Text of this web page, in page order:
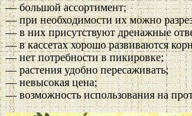
— большой ассортимент;
— при необходимости их можно
— в них присутствуют дренажные
— в кассетах хорошо развиваются
— нет потребности в пикировке;
— растения удобно пересаживать;
— невысокая цена;
— возможность использования на